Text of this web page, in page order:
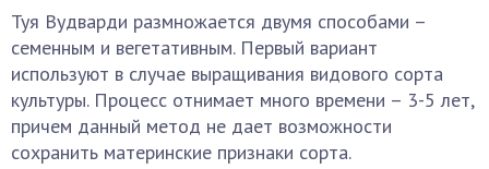
Туя Вудварди размножается двумя способами –
семенным и вегетативным. Первый вариант
используют в случае выращивания видового сорта
культуры. Процесс отнимает много времени – 3-5 лет,
причем данный метод не дает возможности
сохранить материнские признаки сорта.